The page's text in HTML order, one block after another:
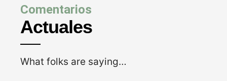
Comentarios
Actuales
What folks are saying…